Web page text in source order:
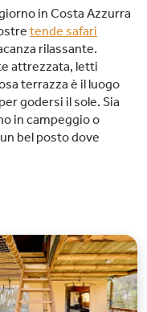
in Costa Azzurra
tende safari
rilassante.
attrezzata, letti
terrazza è il luogo
godersi il sole. Sia
in campeggio o
bel posto dove